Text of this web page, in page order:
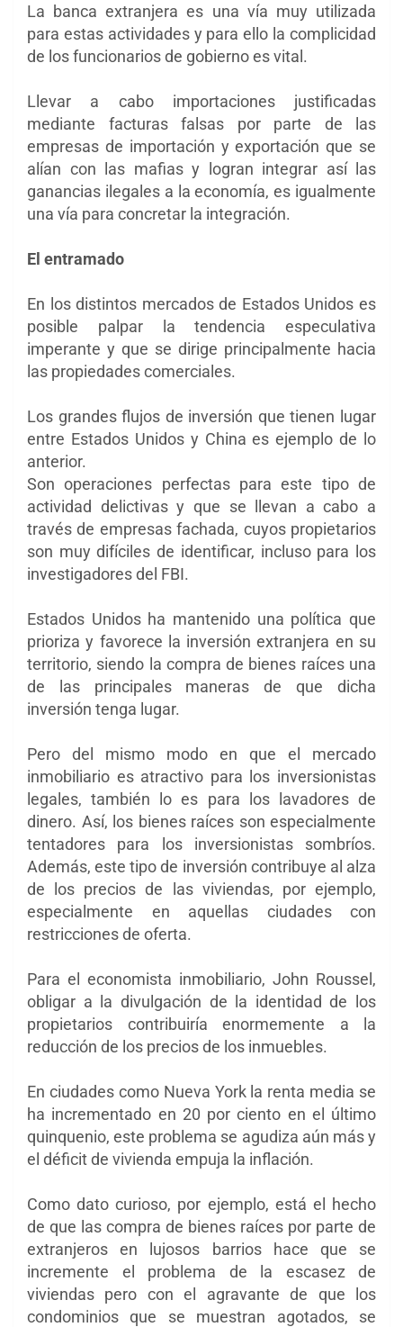
La banca extranjera es una vía muy utilizada
para estas actividades y para ello la complicidad
de los funcionarios de gobierno es vital.
Llevar a cabo importaciones justificadas
mediante facturas falsas por parte de las
empresas de importación y exportación que se
alían con las mafias y logran integrar así las
ganancias ilegales a la economía, es igualmente
una vía para concretar la integración.
El entramado
En los distintos mercados de Estados Unidos es
posible palpar la tendencia especulativa
imperante y que se dirige principalmente hacia
las propiedades comerciales.
Los grandes flujos de inversión que tienen lugar
entre Estados Unidos y China es ejemplo de lo
anterior.
Son operaciones perfectas para este tipo de
actividad delictivas y que se llevan a cabo a
través de empresas fachada, cuyos propietarios
son muy difíciles de identificar, incluso para los
investigadores del FBI.
Estados Unidos ha mantenido una política que
prioriza y favorece la inversión extranjera en su
territorio, siendo la compra de bienes raíces una
de las principales maneras de que dicha
inversión tenga lugar.
Pero del mismo modo en que el mercado
inmobiliario es atractivo para los inversionistas
legales, también lo es para los lavadores de
dinero. Así, los bienes raíces son especialmente
tentadores para los inversionistas sombríos.
Además, este tipo de inversión contribuye al alza
de los precios de las viviendas, por ejemplo,
especialmente en aquellas ciudades con
restricciones de oferta.
Para el economista inmobiliario, John Roussel,
obligar a la divulgación de la identidad de los
propietarios contribuiría enormemente a la
reducción de los precios de los inmuebles.
En ciudades como Nueva York la renta media se
ha incrementado en 20 por ciento en el último
quinquenio, este problema se agudiza aún más y
el déficit de vivienda empuja la inflación.
Como dato curioso, por ejemplo, está el hecho
de que las compra de bienes raíces por parte de
extranjeros en lujosos barrios hace que se
incremente el problema de la escasez de
viviendas pero con el agravante de que los
condominios que se muestran agotados, se